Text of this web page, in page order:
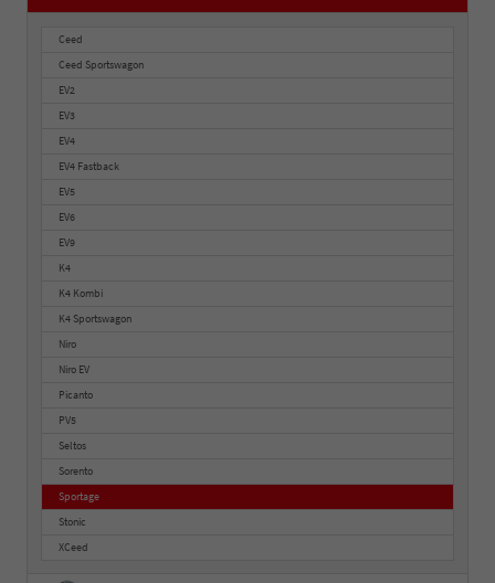
Ceed
Ceed Sportswagon
EV2
EV3
EV4
EV4 Fastback
EV5
EV6
EV9
K4
K4 Kombi
K4 Sportswagon
Niro
Niro EV
Picanto
PV5
Seltos
Sorento
Sportage
Stonic
XCeed